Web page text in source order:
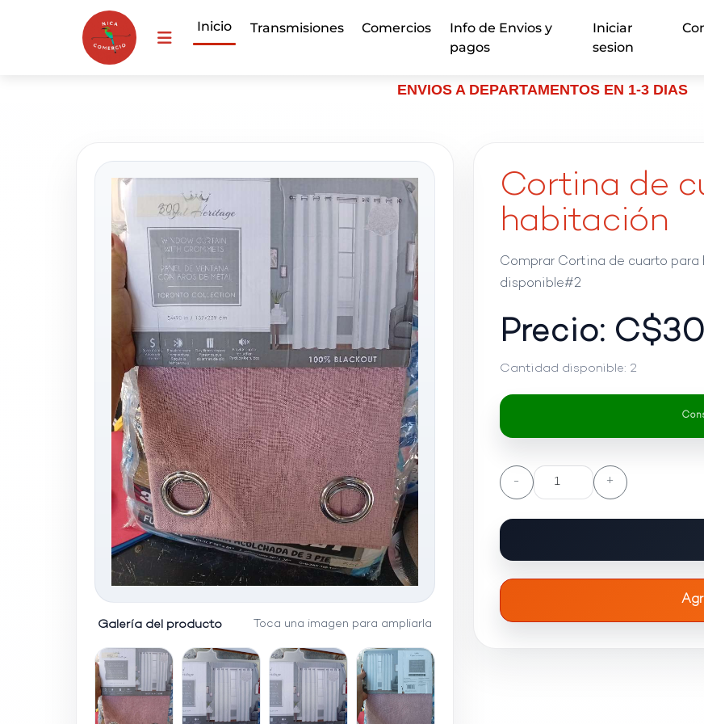
Inicio Transmisiones Comercios
Info de Envios y
pagos
Iniciar
sesion
ENVIOS A DEPARTAMENTOS EN 1-3 DIAS
Galería del producto Toca una imagen para ampliarla
Cortina de
habitación
Comprar Cortina de cuarto
disponible#2
Precio: C$
Cantidad disponible: 2
- +